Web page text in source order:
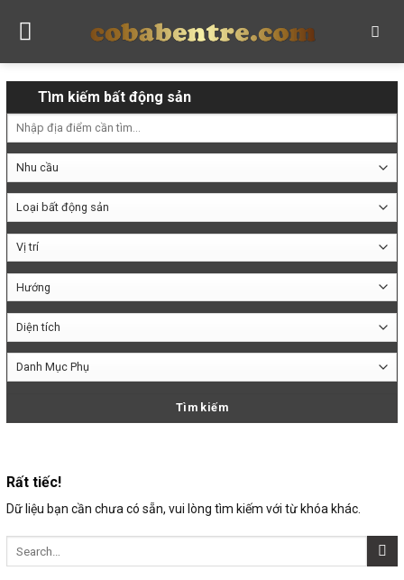
Rất tiếc!
Dữ liệu bạn cần chưa có sẵn, vui lòng tìm kiếm với từ khóa khác.
Tìm kiếm bất động sản